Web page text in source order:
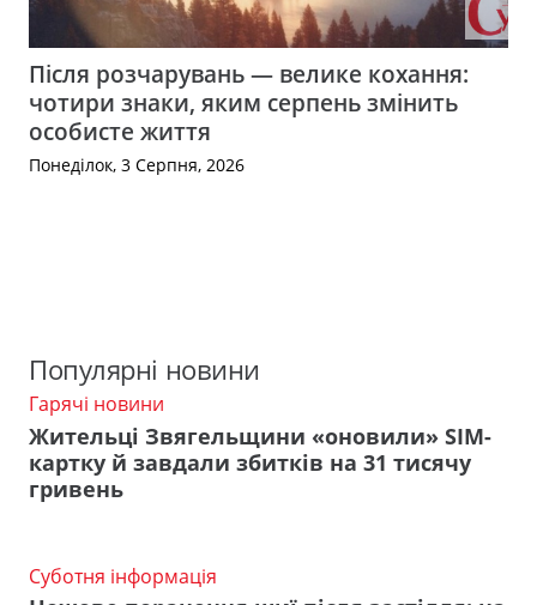
Після розчарувань — велике кохання:
чотири знаки, яким серпень змінить
особисте життя
Понеділок, 3 Серпня, 2026
Популярні новини
Гарячі новини
Жительці Звягельщини «оновили» SIM-
картку й завдали збитків на 31 тисячу
гривень
Суботня інформація